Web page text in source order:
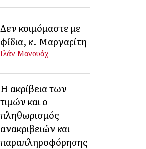
Δεν κοιμόμαστε με
φίδια, κ. Μαργαρίτη
Ιλάν Μανουάχ
Η ακρίβεια των
τιμών και ο
πληθωρισμός
ανακριβειών και
παραπληροφόρησης